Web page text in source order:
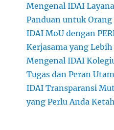
Mengenal IDAI
Panduan untuk Orang
IDAI MoU dengan
Kerjasama yang
Mengenal IDAI
Tugas dan Peran
IDAI Transparansi
yang Perlu Anda